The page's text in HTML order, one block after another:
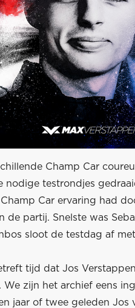
Champ Car
nodige testrondjes
Car ervaring had
de partij. Snelste was
sloot de testdag af
tijd dat Jos
We zijn het archief eens
jaar of twee geleden Jos